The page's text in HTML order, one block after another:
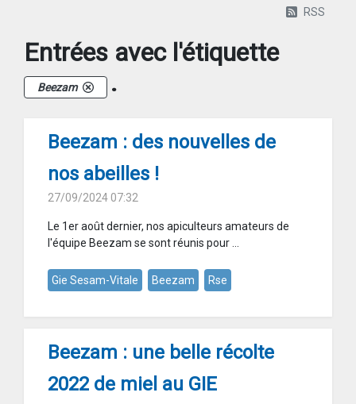
RSS
Entrées avec l'étiquette
Beezam .
Beezam : des nouvelles de
nos abeilles !
27/09/2024 07:32
Le 1er août dernier, nos apiculteurs amateurs de
l'équipe Beezam se sont réunis pour ...
Gie Sesam-Vitale Beezam Rse
Beezam : une belle récolte
2022 de miel au GIE